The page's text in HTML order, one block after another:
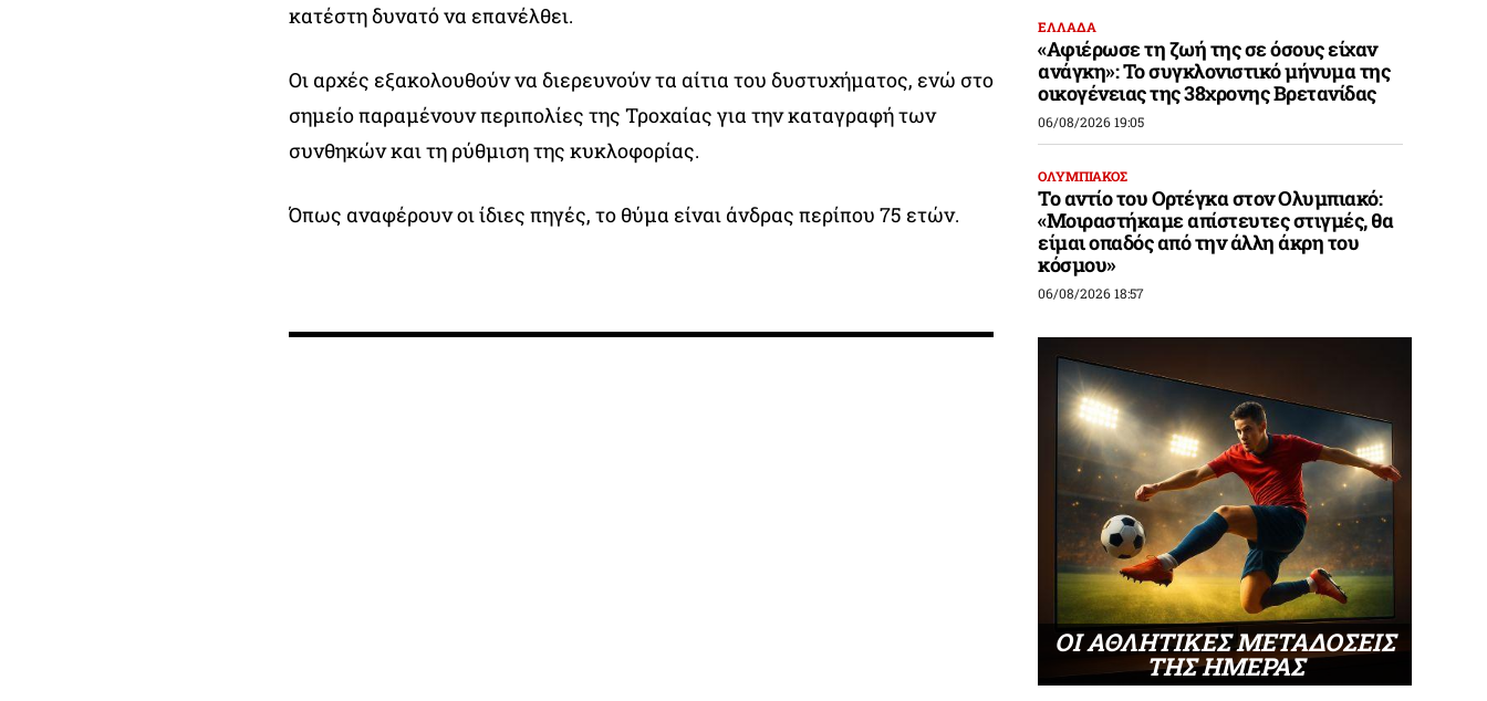
κατέστη δυνατό να επανέλθει.
Οι αρχές εξακολουθούν να διερευνούν τα αίτια του δυστυχήματος, ενώ στο
σημείο παραμένουν περιπολίες της Τροχαίας για την καταγραφή των
συνθηκών και τη ρύθμιση της κυκλοφορίας.
Όπως αναφέρουν οι ίδιες πηγές, το θύμα είναι άνδρας περίπου 75 ετών.
ΕΛΛΑΔΑ
«Αφιέρωσε τη ζωή της σε όσους είχαν
ανάγκη»: Το συγκλονιστικό μήνυμα της
οικογένειας της 38χρονης Βρετανίδας
06/08/2026 19:05
ΟΛΥΜΠΙΑΚΟΣ
Το αντίο του Ορτέγκα στον Ολυμπιακό:
«Μοιραστήκαμε απίστευτες στιγμές, θα
είμαι οπαδός από την άλλη άκρη του
κόσμου»
06/08/2026 18:57
ΟΙ ΑΘΛΗΤΙΚΕΣ ΜΕΤΑΔΟΣΕΙΣ
ΤΗΣ ΗΜΕΡΑΣ